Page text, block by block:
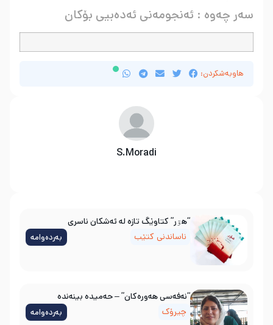
سەر چەوە : ئەنجومەنی ئەدەبیی بۆکان
هاوبەشکردن:
S.Moradi
“هۊر” کتاوێگ تازە لە ئەشکان ناسری
ناساندنی کتێب
بەردەوامە
“نەفەسی هەورەکان” – حەمیدە بینەندە
چیرۆک
بەردەوامە